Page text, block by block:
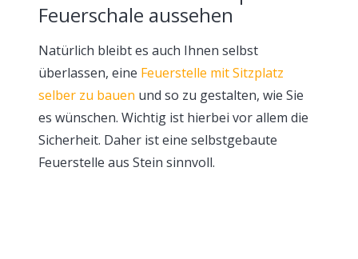
Feuerschale aussehen
Natürlich bleibt es auch Ihnen selbst
überlassen, eine Feuerstelle mit Sitzplatz
selber zu bauen und so zu gestalten, wie Sie
es wünschen. Wichtig ist hierbei vor allem die
Sicherheit. Daher ist eine selbstgebaute
Feuerstelle aus Stein sinnvoll.